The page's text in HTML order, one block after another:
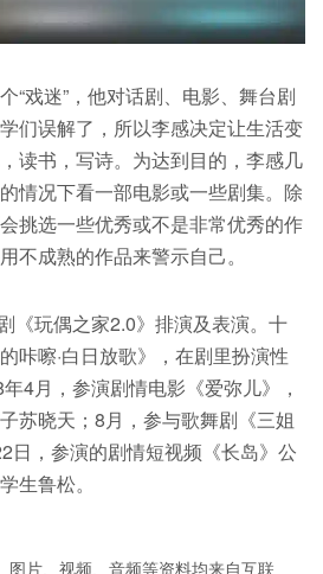
“戏迷”，他对话剧、电影、舞台剧
们误解了，所以李感决定让生活变
读书，写诗。为达到目的，李感几
情况下看一部电影或一些剧集。除
挑选一些优秀或不是非常优秀的作
不成熟的作品来警示自己。
《玩偶之家2.0》排演及表演。十
咔嚓·白日放歌》，在剧里扮演性
4月，参演剧情电影《爱弥儿》，
苏晓天；8月，参与歌舞剧《三姐
日，参演的剧情短视频《长岛》公
生鲁松。
图片、视频、音频等资料均来自互联